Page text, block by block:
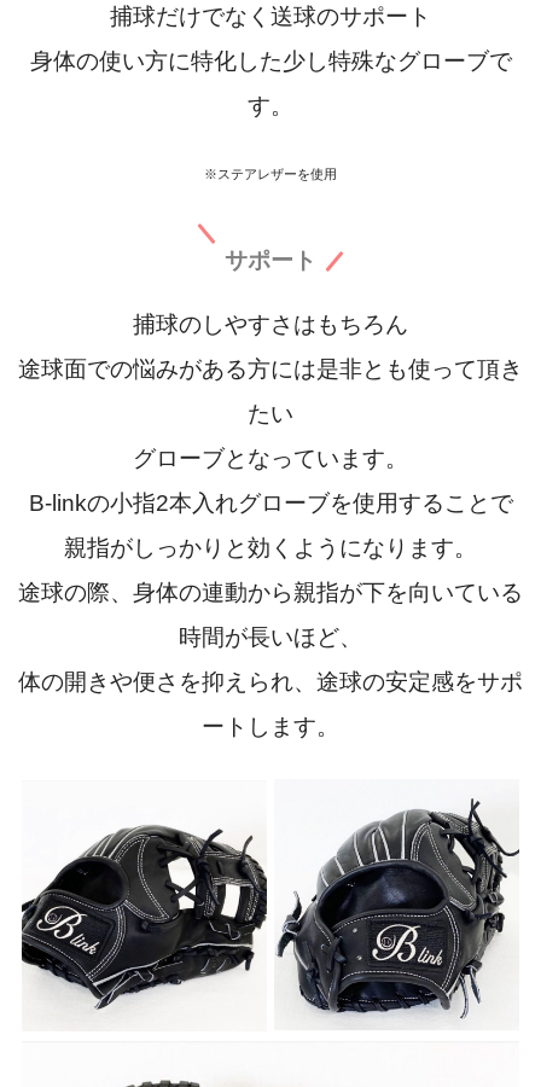
捕球だけでなく送球のサポート
身体の使い方に特化した少し特殊なグローブで
す。
※ステアレザーを使用
サポート
捕球のしやすさはもちろん
途球面での悩みがある方には是非とも使って頂き
たい
グローブとなっています。
B-linkの小指2本入れグローブを使用することで
親指がしっかりと効くようになります。
途球の際、身体の連動から親指が下を向いている
時間が長いほど、
体の開きや便さを抑えられ、途球の安定感をサポ
ートします。